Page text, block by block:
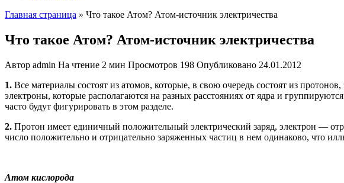
Главная страница » Что такое Атом? Атом-источник электричества
Что такое Атом? Атом-источник электричества
Автор admin На чтение 2 мин Просмотров 198 Опубликовано 24.01.2012
1. Все материалы состоят из атомов, которые, в свою очередь состоят из
электроны, которые располагаются на разных расстояниях от ядра и
часто будут фигурировать в этом разделе.
2. Протон имеет единичный положительный электрический заряд, электрон —
число положительно и отрицательно заряженных частиц в нем одинаково, что
Атом кислорода